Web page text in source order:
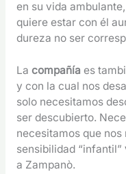
en su vida
quiere estar con él
dureza no ser
La compañía es
y con la cual nos
solo necesitamos
ser descubierto.
necesitamos que
sensibilidad “infantil”
a Zampanò.